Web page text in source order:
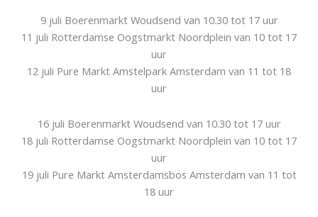
9 juli Boerenmarkt Woudsend van 10.30 tot 17 uur
11 juli Rotterdamse Oogstmarkt Noordplein van 10 tot 17
uur
12 juli Pure Markt Amstelpark Amsterdam van 11 tot 18
uur
16 juli Boerenmarkt Woudsend van 10.30 tot 17 uur
18 juli Rotterdamse Oogstmarkt Noordplein van 10 tot 17
uur
19 juli Pure Markt Amsterdamsbos Amsterdam van 11 tot
18 uur